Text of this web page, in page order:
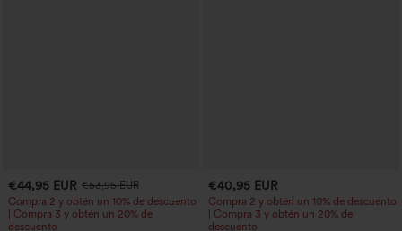
€44,95 EUR €53,95 EUR
Compra 2 y obtén un 10% de descuento
| Compra 3 y obtén un 20% de
descuento
€40,95 EUR
Compra 2 y obtén un 10% de descuento
| Compra 3 y obtén un 20% de
descuento